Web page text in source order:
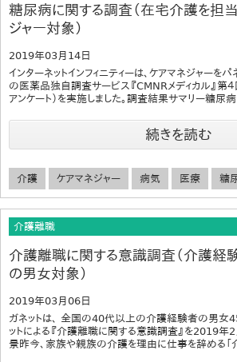
糖尿病に関する調査（在宅介護を担
ジャー対象）
2019年03月14日
インターネットインフィニティーは、ケアマネジャー
の医薬品独自調査サービス『CMNRメディカル』第
アンケート）を実施しました。調査結果サマリー糖尿
続きを読む
介護 ケアマネジャー 病気 医療 糖
介護離職
介護離職に関する意識調査（介護経
の男女対象）
2019年03月06日
ガネットは、 全国の40代以上の介護経験者の男女
ットによる『介護離職に関する意識調査』を2019年
景昨今、家族や親族の介護を理由に仕事を辞める「